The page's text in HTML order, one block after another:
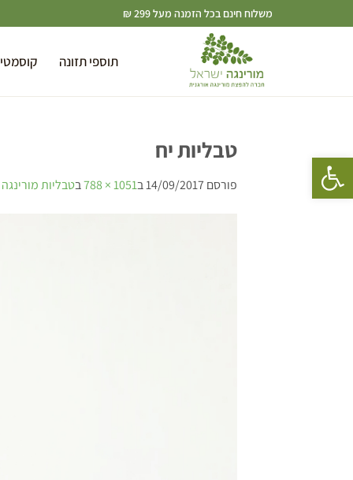
פתח סרגל נגישות
משלוח חינם בכל הזמנה מעל 299 ₪
תוספי תזונה
טבליות יח
פורסם14/09/2017ב1051 × 788 בטבליות מורינגה ישראל 900